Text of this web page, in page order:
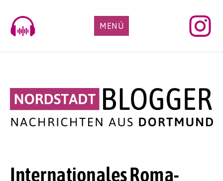
content
MENÜ
Internationales Roma-